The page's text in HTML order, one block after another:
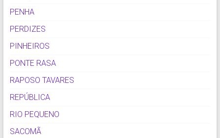
PENHA
PERDIZES
PINHEIROS
PONTE RASA
RAPOSO TAVARES
REPÚBLICA
RIO PEQUENO
SACOMÃ